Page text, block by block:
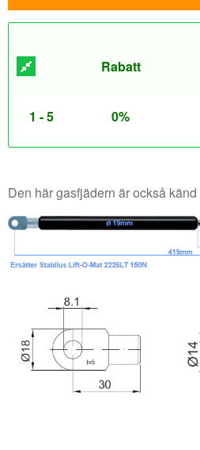
Rabatt
1 - 5 0%
Den här gasfjädern är också känd